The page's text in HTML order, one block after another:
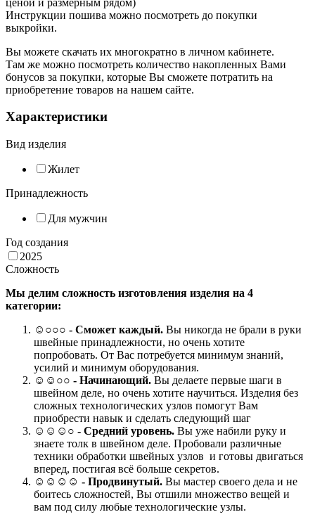
Инструкции пошива можно посмотреть до покупки
выкройки.
Вы можете скачать их многократно в личном кабинете.
Там же можно посмотреть количество накопленных Вами
бонусов за покупки, которые Вы сможете потратить на
приобретение товаров на нашем сайте.
Характеристики
Вид изделия
Жилет
Принадлежность
Для мужчин
Год создания
2025
Сложность
Мы делим сложность изготовления изделия на 4
категории:
☺ ○○○ - Сможет каждый. Вы никогда не брали в руки
швейные принадлежности, но очень хотите
попробовать. От Вас потребуется минимум знаний,
усилий и минимум оборудования.
☺☺○○ - Начинающий. Вы делаете первые шаги в
швейном деле, но очень хотите научиться. Изделия без
сложных технологических узлов помогут Вам
приобрести навык и сделать следующий шаг
☺☺☺○ - Средний уровень. Вы уже набили руку и
знаете толк в швейном деле. Пробовали различные
техники обработки швейных узлов и готовы двигаться
вперед, постигая всё больше секретов.
☺☺☺☺ - Продвинутый. Вы мастер своего дела и не
боитесь сложностей, Вы отшили множество вещей и
вам под силу любые технологические узлы.